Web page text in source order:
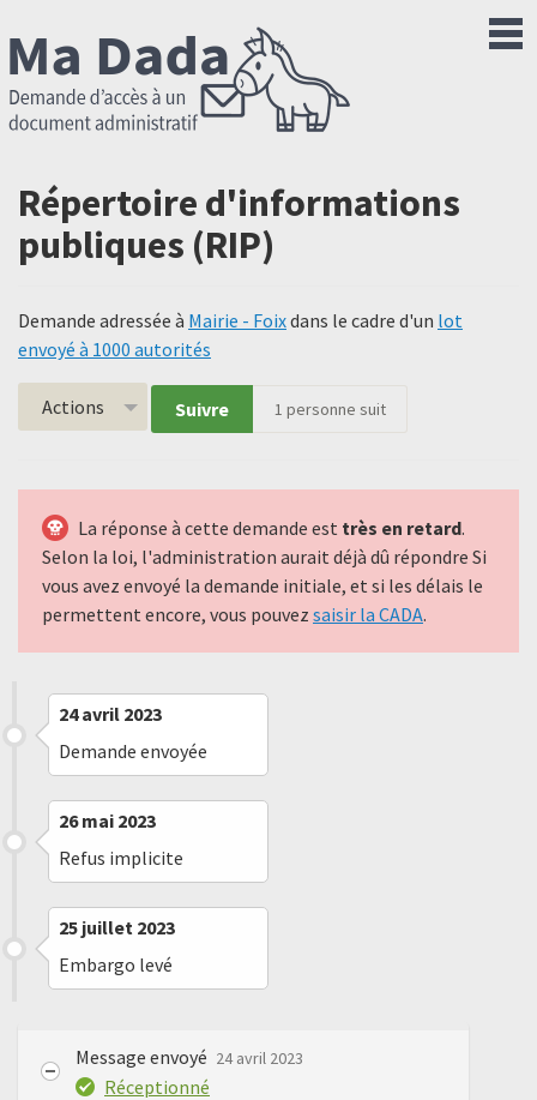
Répertoire d'informations
publiques (RIP)
Demande adressée à Mairie - Foixdans le cadre d'un lot
envoyé à 1000 autorités
Actions Suivre 1 personne suit
La réponse à cette demande est très en retard.
Selon la loi, l'administration aurait déjà dû répondre Si
vous avez envoyé la demande initiale, et si les délais le
permettent encore, vous pouvez saisir la CADA.
24 avril 2023
Demande envoyée
26 mai 2023
Refus implicite
25 juillet 2023
Embargo levé
Message envoyé 24 avril 2023
Réceptionné